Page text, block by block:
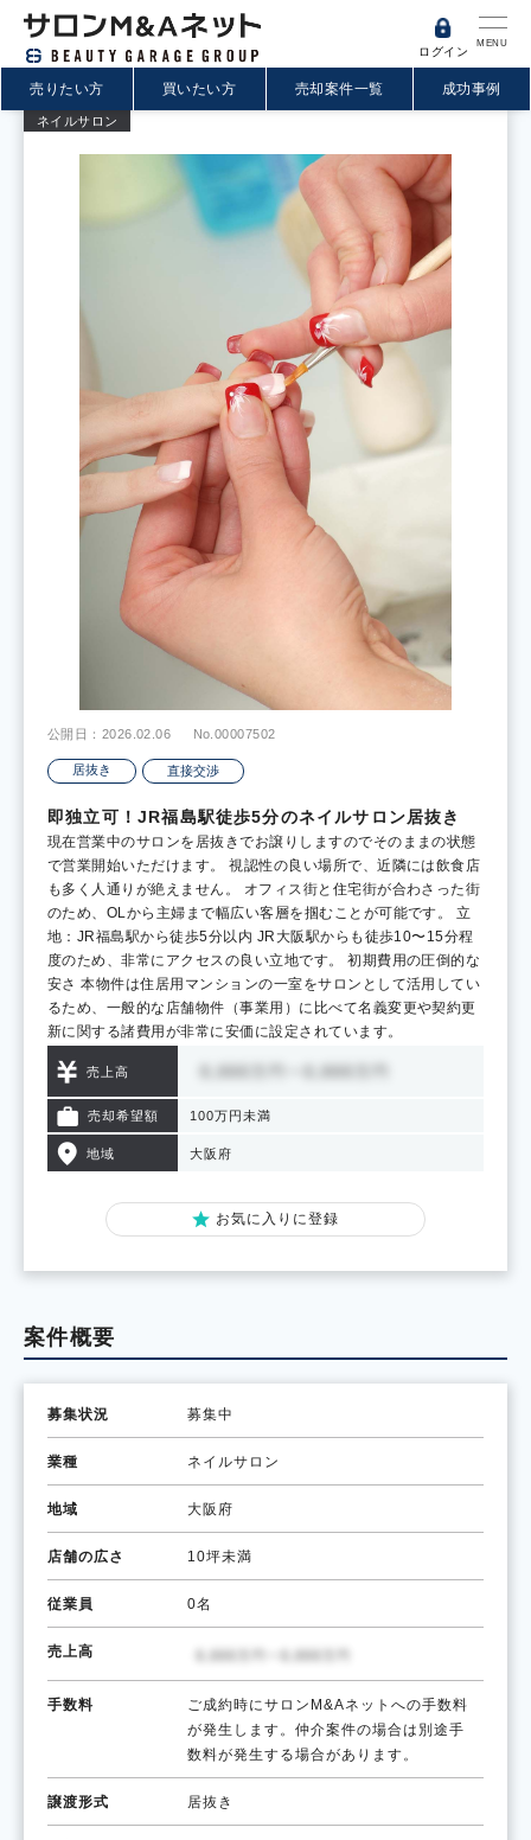
MENU
ログイン
売りたい方 買いたい方 売却案件一覧 成功事例
ネイルサロン
公開日：2026.02.06 No.00007502
居抜き 直接交渉
即独立可！JR福島駅徒歩5分のネイルサロン居抜き
現在営業中のサロンを居抜きでお譲りしますのでそのままの状態
で営業開始いただけます。 視認性の良い場所で、近隣には飲食店
も多く人通りが絶えません。 オフィス街と住宅街が合わさった街
のため、OLから主婦まで幅広い客層を掴むことが可能です。 立
地：JR福島駅から徒歩5分以内 JR大阪駅からも徒歩10〜15分程
度のため、非常にアクセスの良い立地です。 初期費用の圧倒的な
安さ 本物件は住居用マンションの一室をサロンとして活用してい
るため、一般的な店舗物件（事業用）に比べて名義変更や契約更
新に関する諸費用が非常に安価に設定されています。
売上高
売却希望額 100万円未満
地域 大阪府
お気に入りに登録
案件概要
募集状況 募集中
業種 ネイルサロン
地域 大阪府
店舗の広さ 10坪未満
従業員 0名
売上高
手数料
ご成約時にサロンM&Aネットへの手数料
が発生します。仲介案件の場合は別途手
数料が発生する場合があります。
譲渡形式 居抜き